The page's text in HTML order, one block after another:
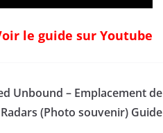
le guide sur Youtube
Unbound – Emplacement de
(Photo souvenir) Guide